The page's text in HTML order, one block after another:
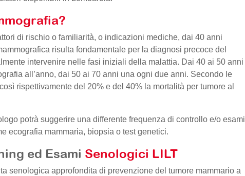
di rischio o familiarità, o indicazioni mediche, dai 40 anni
risulta fondamentale per la diagnosi precoce del
intervenire nelle fasi iniziali della malattia. Dai 40 ai 50 anni
all’anno, dai 50 ai 70 anni una ogni due anni. Secondo le
rispettivamente del 20% e del 40% la mortalità per tumore al
potrà suggerire una differente frequenza di controllo e/o esami
ecografia mammaria, biopsia o test genetici.
ed Esami Senologici LILT
senologica approfondita di prevenzione del tumore mammario a